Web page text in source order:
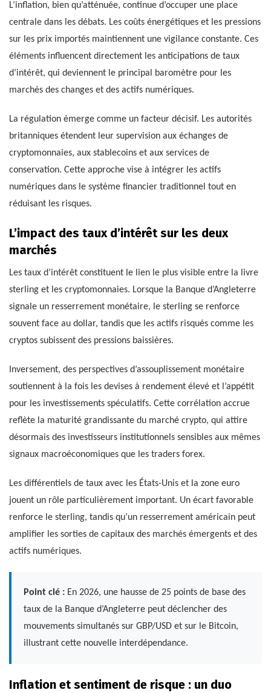
L’inflation, bien qu’atténuée, continue d’occuper une place
centrale dans les débats. Les coûts énergétiques et les pressions
sur les prix importés maintiennent une vigilance constante. Ces
éléments influencent directement les anticipations de taux
d’intérêt, qui deviennent le principal baromètre pour les
marchés des changes et des actifs numériques.
La régulation émerge comme un facteur décisif. Les autorités
britanniques étendent leur supervision aux échanges de
cryptomonnaies, aux stablecoins et aux services de
conservation. Cette approche vise à intégrer les actifs
numériques dans le système financier traditionnel tout en
réduisant les risques.
L’impact des taux d’intérêt sur les deux
marchés
Les taux d’intérêt constituent le lien le plus visible entre la livre
sterling et les cryptomonnaies. Lorsque la Banque d’Angleterre
signale un resserrement monétaire, le sterling se renforce
souvent face au dollar, tandis que les actifs risqués comme les
cryptos subissent des pressions baissières.
Inversement, des perspectives d’assouplissement monétaire
soutiennent à la fois les devises à rendement élevé et l’appétit
pour les investissements spéculatifs. Cette corrélation accrue
reflète la maturité grandissante du marché crypto, qui attire
désormais des investisseurs institutionnels sensibles aux mêmes
signaux macroéconomiques que les traders forex.
Les différentiels de taux avec les États-Unis et la zone euro
jouent un rôle particulièrement important. Un écart favorable
renforce le sterling, tandis qu’un resserrement américain peut
amplifier les sorties de capitaux des marchés émergents et des
actifs numériques.
Point clé : En 2026, une hausse de 25 points de base des
taux de la Banque d’Angleterre peut déclencher des
mouvements simultanés sur GBP/USD et sur le Bitcoin,
illustrant cette nouvelle interdépendance.
Inflation et sentiment de risque : un duo